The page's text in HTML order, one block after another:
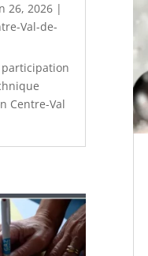
26, 2026|
Val-de-
participation
Centre-Val